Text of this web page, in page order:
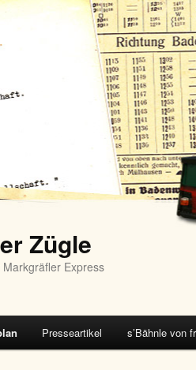
Zügle
Express
Presseartikel s’Bähnle von